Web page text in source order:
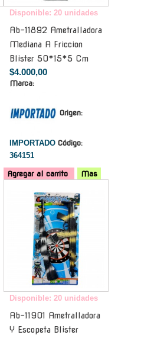
Disponible: 20 unidades
Ab-11892 Ametralladora
Mediana A Friccion
Blister 50*15*5 Cm
$4.000,00
Marca:
Origen:
IMPORTADO Código:
364151
Agregar al carrito
Mas
Disponible: 20 unidades
Ab-11901 Ametralladora
Y Escopeta Blister